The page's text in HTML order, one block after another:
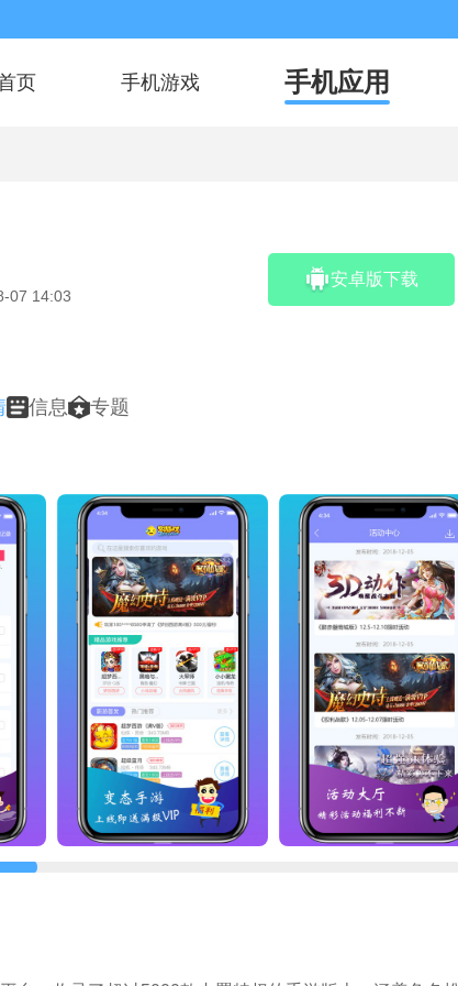
页 手机游戏 手机应用
07 14:03
安卓版下载
信息 专题